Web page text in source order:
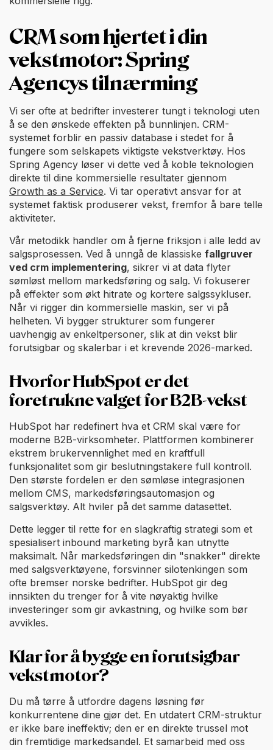
CRM som hjertet i din
vekstmotor: Spring
Agencys tilnærming
Vi ser ofte at bedrifter investerer tungt i teknologi uten
å se den ønskede effekten på bunnlinjen. CRM-
systemet forblir en passiv database i stedet for å
fungere som selskapets viktigste vekstverktøy. Hos
Spring Agency løser vi dette ved å koble teknologien
direkte til dine kommersielle resultater gjennom
Growth as a Service. Vi tar operativt ansvar for at
systemet faktisk produserer vekst, fremfor å bare telle
aktiviteter.
Vår metodikk handler om å fjerne friksjon i alle ledd av
salgsprosessen. Ved å unngå de klassiske fallgruver
ved crm implementering, sikrer vi at data flyter
sømløst mellom markedsføring og salg. Vi fokuserer
på effekter som økt hitrate og kortere salgssykluser.
Når vi rigger din kommersielle maskin, ser vi på
helheten. Vi bygger strukturer som fungerer
uavhengig av enkeltpersoner, slik at din vekst blir
forutsigbar og skalerbar i et krevende 2026-marked.
Hvorfor HubSpot er det
foretrukne valget for B2B-vekst
HubSpot har redefinert hva et CRM skal være for
moderne B2B-virksomheter. Plattformen kombinerer
ekstrem brukervennlighet med en kraftfull
funksjonalitet som gir beslutningstakere full kontroll.
Den største fordelen er den sømløse integrasjonen
mellom CMS, markedsføringsautomasjon og
salgsverktøy. Alt hviler på det samme datasettet.
Dette legger til rette for en slagkraftig strategi som et
spesialisert inbound marketing byrå kan utnytte
maksimalt. Når markedsføringen din "snakker" direkte
med salgsverktøyene, forsvinner silotenkingen som
ofte bremser norske bedrifter. HubSpot gir deg
innsikten du trenger for å vite nøyaktig hvilke
investeringer som gir avkastning, og hvilke som bør
avvikles.
Klar for å bygge en forutsigbar
vekstmotor?
Du må tørre å utfordre dagens løsning før
konkurrentene dine gjør det. En utdatert CRM-struktur
er ikke bare ineffektiv; den er en direkte trussel mot
din fremtidige markedsandel. Et samarbeid med oss